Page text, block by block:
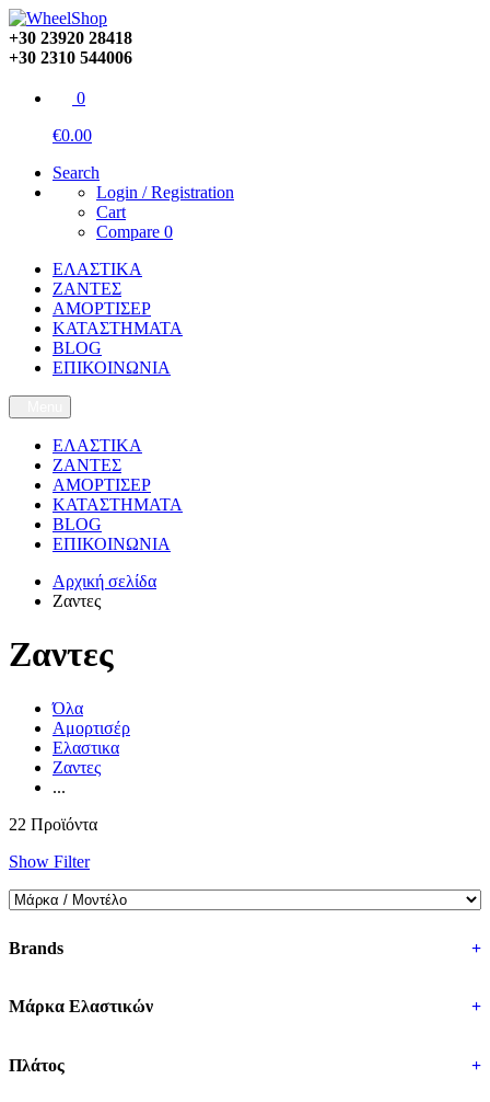
+30 23920 28418
+30 2310 544006
0
€0.00
Search
Login / Registration
Cart
Compare 0
ΕΛΑΣΤΙΚΑ
ΖΑΝΤΕΣ
ΑΜΟΡΤΙΣΕΡ
ΚΑΤΑΣΤΗΜΑΤΑ
BLOG
ΕΠΙΚΟΙΝΩΝΙΑ
ΕΛΑΣΤΙΚΑ
ΖΑΝΤΕΣ
ΑΜΟΡΤΙΣΕΡ
ΚΑΤΑΣΤΗΜΑΤΑ
BLOG
ΕΠΙΚΟΙΝΩΝΙΑ
Αρχική σελίδα
Ζαντες
Ζαντες
Όλα
Αμορτισέρ
Ελαστικα
Ζαντες
...
22 Προϊόντα
Show Filter
Brands +
Μάρκα Ελαστικών +
Πλάτος +